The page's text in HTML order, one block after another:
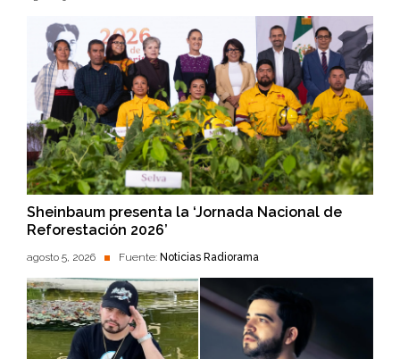
Sheinbaum presenta la ‘Jornada Nacional de
Reforestación 2026’
agosto 5, 2026 Fuente: Noticias Radiorama